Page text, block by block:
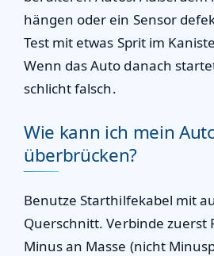
hängen oder ein Sensor
Test mit etwas Sprit im
Wenn das Auto danach
schlicht falsch.
Wie kann ich mein
überbrücken?
Benutze Starthilfekabel mit
Querschnitt. Verbinde zuerst
Minus an Masse (nicht